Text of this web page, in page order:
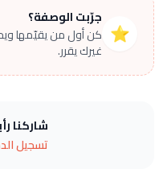
⭐
جرّبت الوصفة؟
كن أول من يقيّمها
غيرك يقرر.
شاركنا
تسجيل